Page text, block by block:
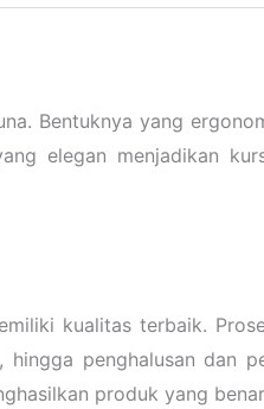
Bentuknya yang
elegan menjadikan
kualitas terbaik.
penghalusan dan
produk yang